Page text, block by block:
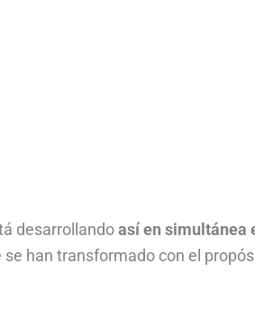
desarrollandoasí en simultánea
se han transformado con el